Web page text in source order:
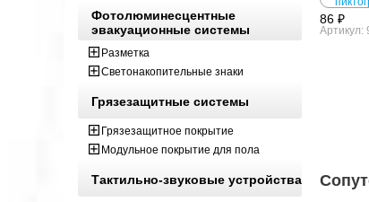
86 ₽
Артикул:
Фотолюминесцентные
эвакуационные системы
Разметка
Светонакопительные знаки
Грязезащитные системы
Грязезащитное покрытие
Модульное покрытие для пола
Тактильно-звуковые устройства